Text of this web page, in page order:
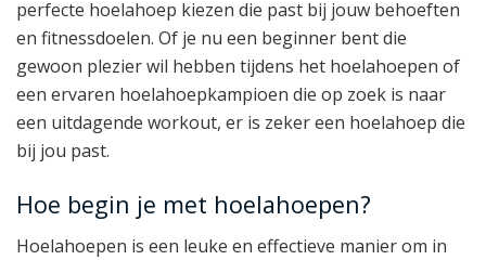
perfecte hoelahoep kiezen die past bij jouw behoeften
en fitnessdoelen. Of je nu een beginner bent die
gewoon plezier wil hebben tijdens het hoelahoepen of
een ervaren hoelahoepkampioen die op zoek is naar
een uitdagende workout, er is zeker een hoelahoep die
bij jou past.
Hoe begin je met hoelahoepen?
Hoelahoepen is een leuke en effectieve manier om in